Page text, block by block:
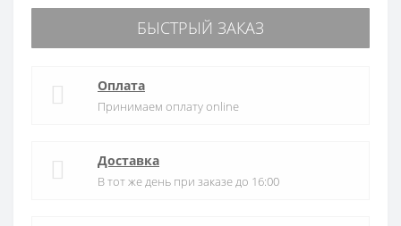
БЫСТРЫЙ ЗАКАЗ
Оплата
Принимаем оплату online
Доставка
В тот же день при заказе до 16:00